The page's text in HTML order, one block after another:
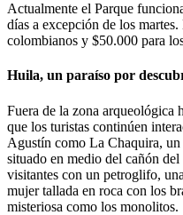
Actualmente el Parque
días a excepción de los
colombianos y $50.000 para
Huila, un paraíso por
Fuera de la zona arqueológica
que los turistas continúen
Agustín como La Chaquira,
situado en medio del cañón
visitantes con un petroglifo,
mujer tallada en roca con los
misteriosa como los monolitos.